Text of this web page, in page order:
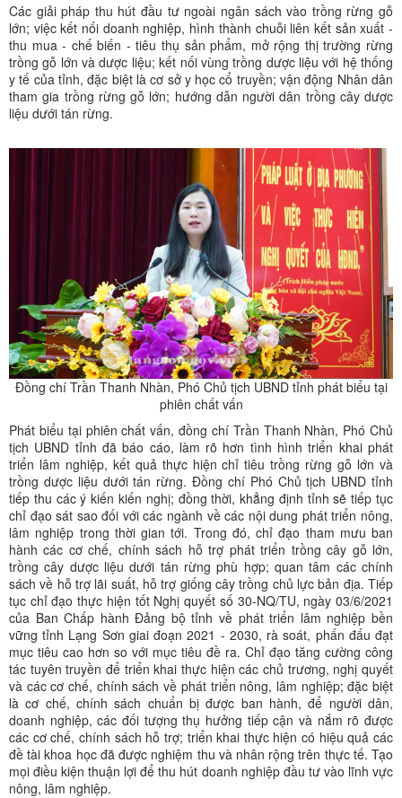
Các giải pháp thu hút đầu tư ngoài ngân sách vào trồng rừng gỗ
lớn; việc kết nối doanh nghiệp, hình thành chuỗi liên kết sản xuất -
thu mua - chế biến - tiêu thụ sản phẩm, mở rộng thị trường rừng
trồng gỗ lớn và dược liệu; kết nối vùng trồng dược liệu với hệ thống
y tế của tỉnh, đặc biệt là cơ sở y học cổ truyền; vận động Nhân dân
tham gia trồng rừng gỗ lớn; hướng dẫn người dân trồng cây dược
liệu dưới tán rừng.
Đồng chí Trần Thanh Nhàn, Phó Chủ tịch UBND tỉnh phát biểu tại
phiên chất vấn
Phát biểu tại phiên chất vấn, đồng chí Trần Thanh Nhàn, Phó Chủ
tịch UBND tỉnh đã báo cáo, làm rõ hơn tình hình triển khai phát
triển lâm nghiệp, kết quả thực hiện chỉ tiêu trồng rừng gỗ lớn và
trồng dược liệu dưới tán rừng. Đồng chí Phó Chủ tịch UBND tỉnh
tiếp thu các ý kiến kiến nghị; đồng thời, khẳng định tỉnh sẽ tiếp tục
chỉ đạo sát sao đối với các ngành về các nội dung phát triển nông,
lâm nghiệp trong thời gian tới. Trong đó, chỉ đạo tham mưu ban
hành các cơ chế, chính sách hỗ trợ phát triển trồng cây gỗ lớn,
trồng cây dược liệu dưới tán rừng phù hợp; quan tâm các chính
sách về hỗ trợ lãi suất, hỗ trợ giống cây trồng chủ lực bản địa. Tiếp
tục chỉ đạo thực hiện tốt Nghị quyết số 30-NQ/TU, ngày 03/6/2021
của Ban Chấp hành Đảng bộ tỉnh về phát triển lâm nghiệp bền
vững tỉnh Lạng Sơn giai đoạn 2021 - 2030, rà soát, phấn đấu đạt
mục tiêu cao hơn so với mục tiêu đề ra. Chỉ đạo tăng cường công
tác tuyên truyền để triển khai thực hiện các chủ trương, nghị quyết
và các cơ chế, chính sách về phát triển nông, lâm nghiệp; đặc biệt
là cơ chế, chính sách chuẩn bị được ban hành, để người dân,
doanh nghiệp, các đối tượng thụ hưởng tiếp cận và nắm rõ được
các cơ chế, chính sách hỗ trợ; triển khai thực hiện có hiệu quả các
đề tài khoa học đã được nghiệm thu và nhân rộng trên thực tế. Tạo
mọi điều kiện thuận lợi để thu hút doanh nghiệp đầu tư vào lĩnh vực
nông, lâm nghiệp.